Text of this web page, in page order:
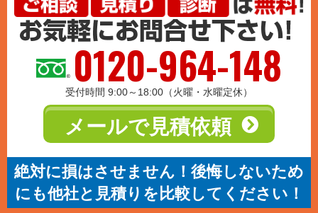
0120-964-148
受付時間 9:00～18:00（火曜・水曜定休）
メールで見積依頼
絶対に損はさせません！後悔しないため
にも他社と見積りを比較してください！